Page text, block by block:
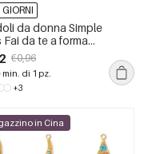
da donna Simple
Fai da te a forma
di cuore, frutto,
di ciliegia, in acciaio
impermeabili,
oro.
€0,96
di 1 pz.
+3
in Cina